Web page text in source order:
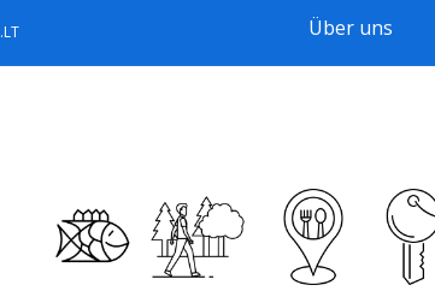
Über uns